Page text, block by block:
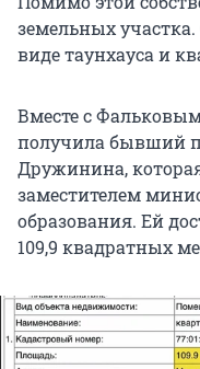
земельных
виде таунхауса и
Вместе с
получила бывший
Дружинина,
заместителем
образования. Ей
109,9 квадратных